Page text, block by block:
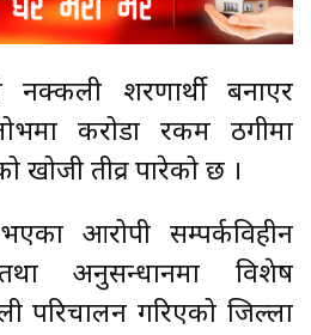
नक्कली शरणार्थी बनाएर
करोडौँ रकम ठगीमा
खोजी तीव्र पारेको छ ।
आरोपी सम्पर्कविहीन
अनुसन्धानमा विशेष
परिचालन गरिएको जिल्ला